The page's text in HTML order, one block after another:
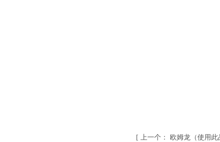
[ 上一个： 欧姆龙（使用